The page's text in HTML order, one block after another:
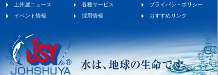
上州屋ニュース
各種サービス
プライバシ－ポリシー
イベント情報
採用情報 おすすめリンク